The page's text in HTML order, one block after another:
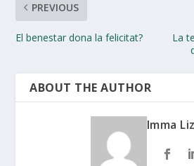
PREVIOUS
El benestar dona la felicitat?
La
ABOUT THE AUTHOR
Imma